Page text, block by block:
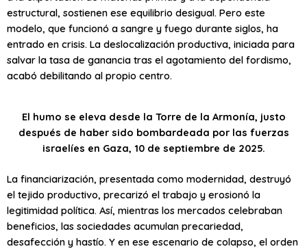
estructural, sostienen ese equilibrio desigual. Pero este
modelo, que funcionó a sangre y fuego durante siglos, ha
entrado en crisis. La deslocalización productiva, iniciada para
salvar la tasa de ganancia tras el agotamiento del fordismo,
acabó debilitando al propio centro.
El humo se eleva desde la Torre de la Armonía, justo
después de haber sido bombardeada por las fuerzas
israelíes en Gaza, 10 de septiembre de 2025.
La financiarización, presentada como modernidad, destruyó
el tejido productivo, precarizó el trabajo y erosionó la
legitimidad política. Así, mientras los mercados celebraban
beneficios, las sociedades acumulan precariedad,
desafección y hastío. Y en ese escenario de colapso, el orden